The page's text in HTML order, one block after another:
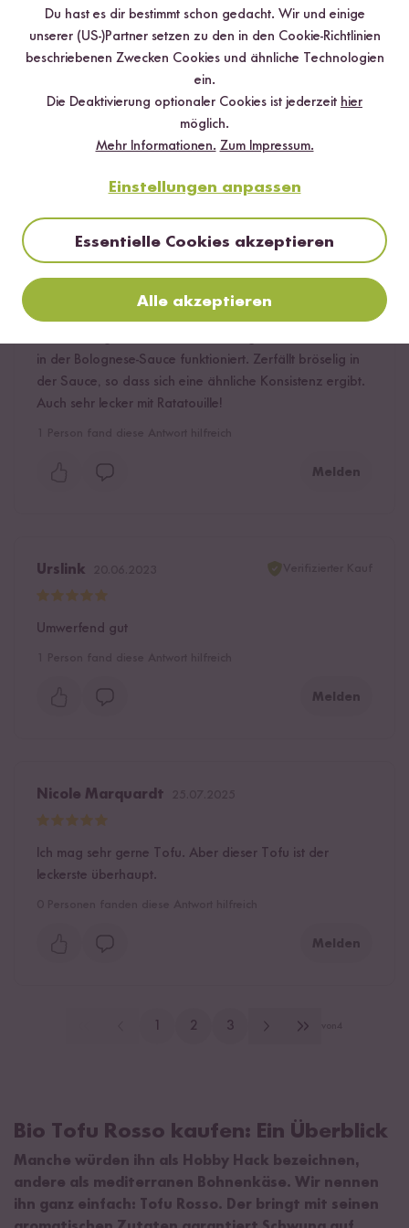
1 Stern 0 %
Bewerte dieses Produkt
NeuesteHöchste BewertungNiedrigste Bewertung
boltonknight 25.06.2023 Verifizierter Kauf
in der Bolognese-Sauce funktioniert. Zerfällt bröselig in
der Sauce, so dass sich eine ähnliche Konsistenz ergibt.
Auch sehr lecker mit Ratatouille!
Melden
Urslink
Umwerfend gut
Melden
Nicole Marquardt
Ich mag sehr gerne Tofu. Aber dieser Tofu ist der
leckerste überhaupt.
Melden
2 3
Bio Tofu Rosso kaufen: Ein Überblick
Manche würden ihn als Hobby Hack bezeichnen,
andere als mediterranen Bohnenkäse. Wir nennen
ihn ganz einfach: Tofu Rosso. Der bringt mit seinen
Du hast es dir bestimmt schon gedacht. Wir und einige
unserer (US-)Partner setzen zu den in den Cookie-Richtlinien
beschriebenen Zwecken Cookies und ähnliche Technologien
ein.
Die Deaktivierung optionaler Cookies ist jederzeit hier
möglich.
Mehr Informationen. Zum Impressum.
Einstellungen anpassen
Essentielle Cookies akzeptieren
Alle akzeptieren